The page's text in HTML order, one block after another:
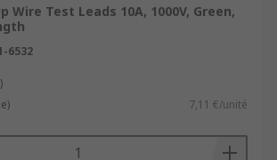
Wire Test Leads 10A, 1000V, Green,
6532
7,11 €/unité